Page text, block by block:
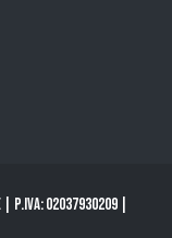
02037930209 |